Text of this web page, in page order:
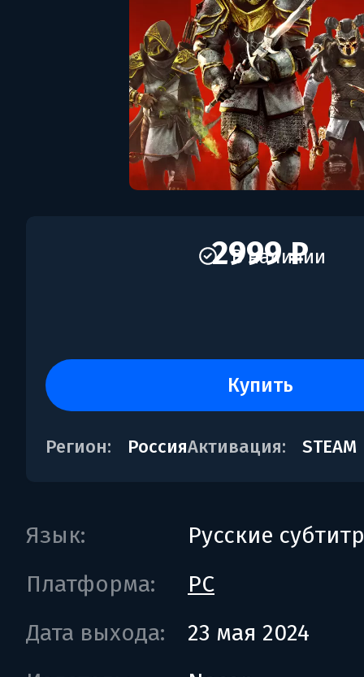
2999 ₽
купить
Регион: РоссияАктивация: STEAM
В наличии
Язык:
Русские
Платформа:
PC
Дата выхода:
23 мая 2024